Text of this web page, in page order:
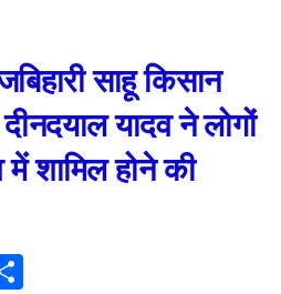
साहू किसान
यादव ने लोगों
शामिल होने की
Share